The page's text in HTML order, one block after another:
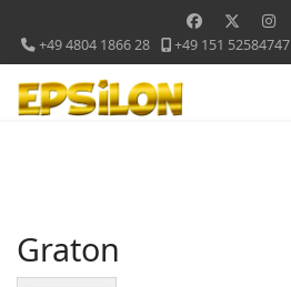
+49 4804 1866 28 +49 151 52584747
Graton